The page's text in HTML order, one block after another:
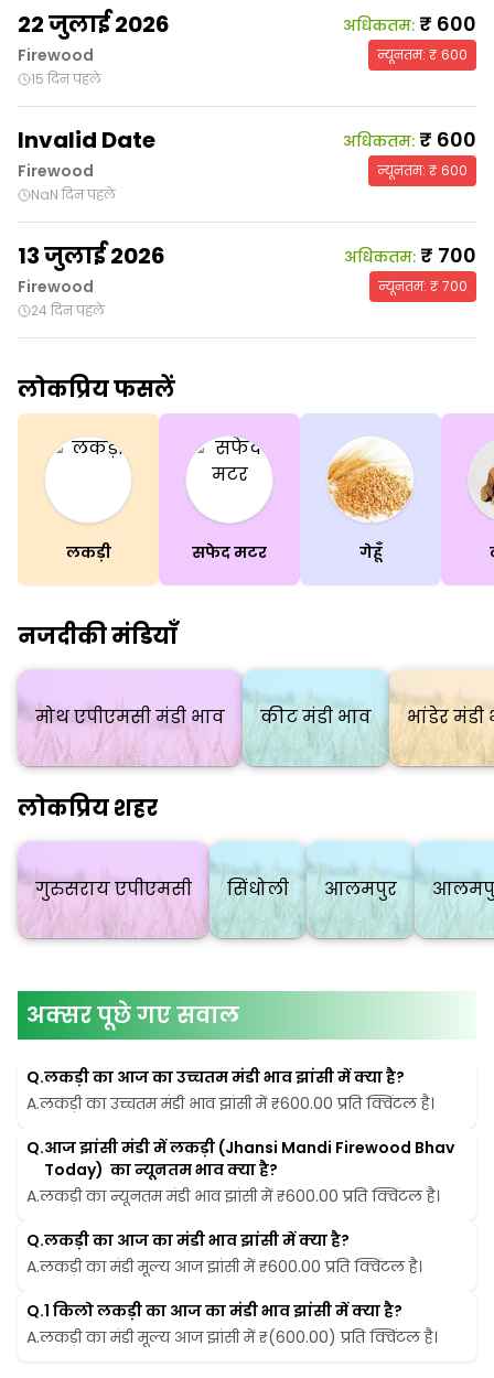
22 जुलाई 2026
Firewood
15 दिन पहले
अधिकतम: ₹ 600
न्यूनतम: ₹600
Invalid Date
Firewood
NaN दिन पहले
अधिकतम: ₹ 600
न्यूनतम: ₹600
13 जुलाई 2026
Firewood
24 दिन पहले
अधिकतम: ₹ 700
न्यूनतम: ₹700
लोकप्रिय फसलें
लकड़ी सफेद मटर गेहूँ
नजदीकी मंडियाँ
मोथ एपीएमसी मंडी भाव कीट मंडी भाव भांडेर मंडी
लोकप्रिय शहर
गुरुसराय एपीएमसी सिंधोली आलमपुर
अक्सर पूछे गए सवाल
Q.लकड़ी का आज का उच्चतम मंडी भाव झांसी में क्या है?
A.लकड़ी का उच्चतम मंडी भाव झांसी में ₹600.00 प्रति क्विंटल है।
Q.आज झांसी मंडी में लकड़ी (Jhansi Mandi Firewood Bhav
Today)  का न्यूनतम भाव क्या है?
A.लकड़ी का न्यूनतम मंडी भाव झांसी में ₹600.00 प्रति क्विंटल है।
Q.लकड़ी का आज का मंडी भाव झांसी में क्या है?
A.लकड़ी का मंडी मूल्य आज झांसी में ₹600.00 प्रति क्विंटल है।
Q.1 किलो लकड़ी का आज का मंडी भाव झांसी में क्या है?
A.लकड़ी का मंडी मूल्य आज झांसी में ₹(600.00) प्रति क्विंटल है।